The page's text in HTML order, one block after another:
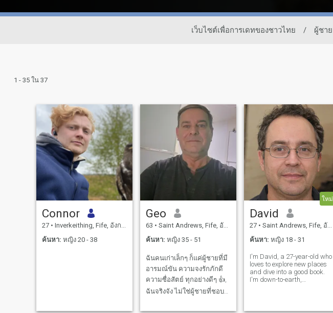
เว็บไซต์เพื่อการเดทของชาวไทย / ผู้ชาย
1 - 35 ใน 37
Connor
27 • Inverkeithing, Fife, อังกฤษ
ค้นหา: หญิง 20 - 38
Geo
63 • Saint Andrews, Fife, อังกฤษ
ค้นหา: หญิง 35 - 51
ฉันคนเก่าเล็กๆ ก็แค่ผู้ชายที่มี
อารมณ์ขัน ความจงรักภักดี
ความซื่อสัตย์ ทุกอย่างดีๆ 👍,
ฉันจริงจัง ไม่ใช่ผู้ชายที่ชอบ
ใหม่
David
27 • Saint Andrews, Fife, อังกฤษ
ค้นหา: หญิง 18 - 31
I'm David, a 27-year-old who
loves to explore new places
and dive into a good book.
I'm down-to-earth,
trying out new restaurants.